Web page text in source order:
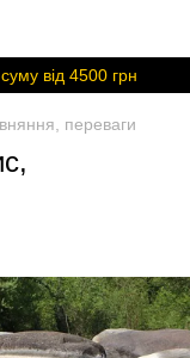
вiд 4500 грн
переваги